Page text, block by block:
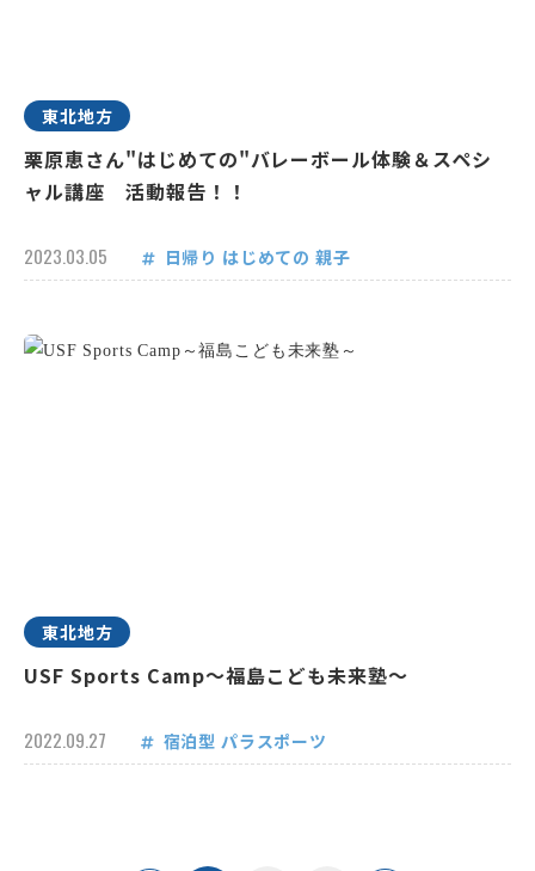
東北地方
栗原恵さん"はじめての"バレーボール体験＆スペシ
ャル講座 活動報告！！
2023.03.05 日帰り はじめての 親子
東北地方
USF Sports Camp～福島こども未来塾～
2022.09.27 宿泊型 パラスポーツ